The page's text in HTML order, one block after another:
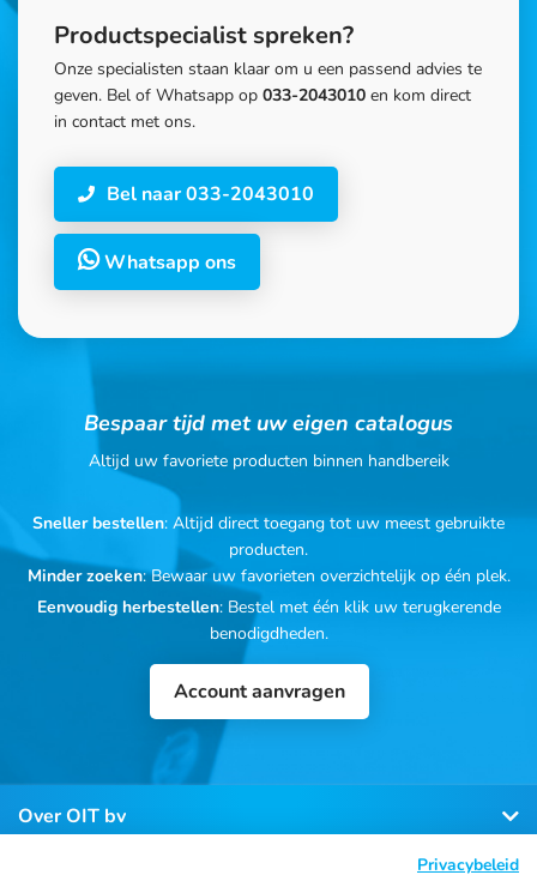
Productspecialist spreken?
Onze specialisten staan klaar om u een passend advies te
geven. Bel of Whatsapp op 033-2043010 en kom direct
in contact met ons.
Bel naar 033-2043010
Whatsapp ons
Bespaar tijd met uw eigen catalogus
Altijd uw favoriete producten binnen handbereik
Sneller bestellen: Altijd direct toegang tot uw meest gebruikte
producten.
Minder zoeken: Bewaar uw favorieten overzichtelijk op één plek.
Eenvoudig herbestellen: Bestel met één klik uw terugkerende
benodigdheden.
Account aanvragen
Over OIT bv
Privacybeleid